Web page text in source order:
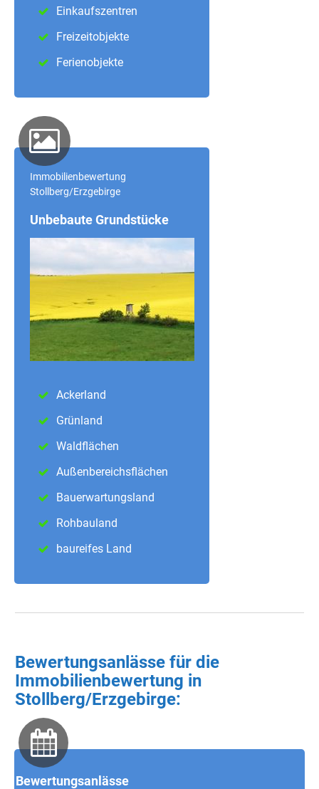
Einkaufszentren
Freizeitobjekte
Ferienobjekte
Immobilienbewertung
Stollberg/Erzgebirge
Unbebaute Grundstücke
Ackerland
Grünland
Waldflächen
Außenbereichsflächen
Bauerwartungsland
Rohbauland
baureifes Land
Bewertungsanlässe für die
Immobilienbewertung in
Stollberg/Erzgebirge:
Bewertungsanlässe